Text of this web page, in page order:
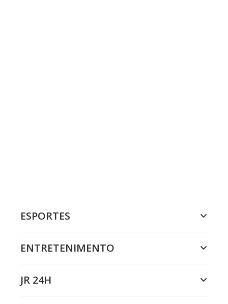
ESPORTES
ENTRETENIMENTO
JR 24H